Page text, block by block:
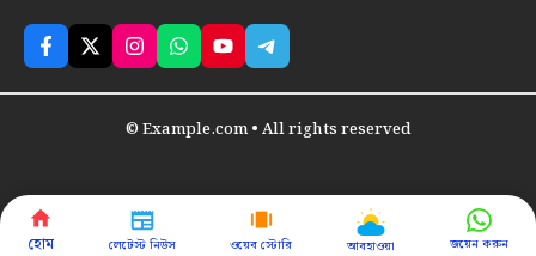
© Example.com • All rights reserved
হোম লেটেস্ট নিউস ওয়েব স্টোরি আবহাওয়া জয়েন করুন